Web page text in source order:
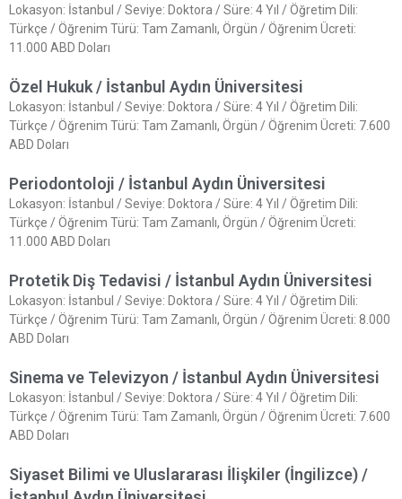
Lokasyon: İstanbul / Seviye: Doktora / Süre: 4 Yıl / Öğretim Dili:
Türkçe / Öğrenim Türü: Tam Zamanlı, Örgün / Öğrenim Ücreti:
11.000 ABD Doları
Özel Hukuk / İstanbul Aydın Üniversitesi
Lokasyon: İstanbul / Seviye: Doktora / Süre: 4 Yıl / Öğretim Dili:
Türkçe / Öğrenim Türü: Tam Zamanlı, Örgün / Öğrenim Ücreti: 7.600
ABD Doları
Periodontoloji / İstanbul Aydın Üniversitesi
Lokasyon: İstanbul / Seviye: Doktora / Süre: 4 Yıl / Öğretim Dili:
Türkçe / Öğrenim Türü: Tam Zamanlı, Örgün / Öğrenim Ücreti:
11.000 ABD Doları
Protetik Diş Tedavisi / İstanbul Aydın Üniversitesi
Lokasyon: İstanbul / Seviye: Doktora / Süre: 4 Yıl / Öğretim Dili:
Türkçe / Öğrenim Türü: Tam Zamanlı, Örgün / Öğrenim Ücreti: 8.000
ABD Doları
Sinema ve Televizyon / İstanbul Aydın Üniversitesi
Lokasyon: İstanbul / Seviye: Doktora / Süre: 4 Yıl / Öğretim Dili:
Türkçe / Öğrenim Türü: Tam Zamanlı, Örgün / Öğrenim Ücreti: 7.600
ABD Doları
Siyaset Bilimi ve Uluslararası İlişkiler (İngilizce) /